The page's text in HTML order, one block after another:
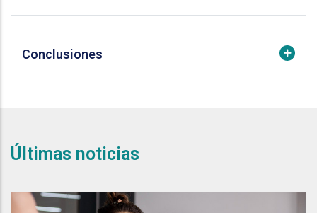
Conclusiones
Últimas noticias